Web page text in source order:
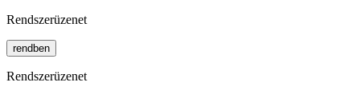
Rendszerüzenet
rendben
Rendszerüzenet